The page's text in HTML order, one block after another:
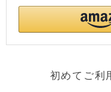
初めてご利